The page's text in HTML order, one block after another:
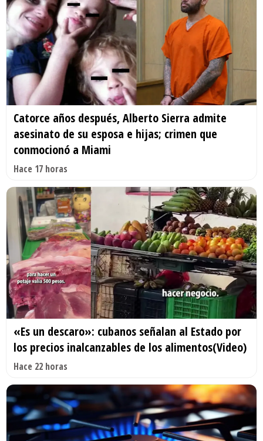
Catorce años después, Alberto Sierra admite
asesinato de su esposa e hijas; crimen que
conmocionó a Miami
Hace 17 horas
«Es un descaro»: cubanos señalan al Estado por
los precios inalcanzables de los alimentos(Video)
Hace 22 horas